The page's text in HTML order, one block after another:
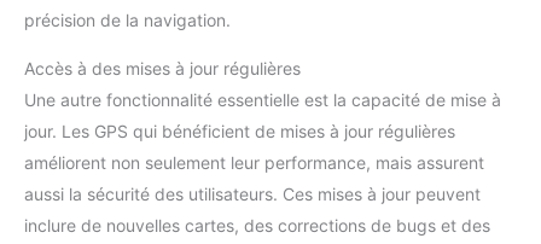
précision de la navigation.
Accès à des mises à jour régulières
Une autre fonctionnalité essentielle est la capacité de mise à
jour. Les GPS qui bénéficient de mises à jour régulières
améliorent non seulement leur performance, mais assurent
aussi la sécurité des utilisateurs. Ces mises à jour peuvent
inclure de nouvelles cartes, des corrections de bugs et des